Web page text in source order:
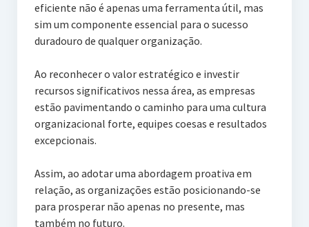
eficiente não é apenas uma ferramenta útil, mas
sim um componente essencial para o sucesso
duradouro de qualquer organização.
Ao reconhecer o valor estratégico e investir
recursos significativos nessa área, as empresas
estão pavimentando o caminho para uma cultura
organizacional forte, equipes coesas e resultados
excepcionais.
Assim, ao adotar uma abordagem proativa em
relação, as organizações estão posicionando-se
para prosperar não apenas no presente, mas
também no futuro.